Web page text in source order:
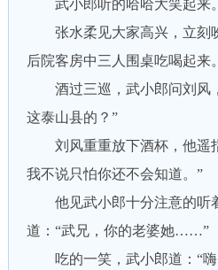
武小郎听的哈哈大笑起来。
张水柔见大家高兴，立刻
后院客房中三人围桌吃喝起来。
酒过三巡，武小郎问刘风
这泰山县的？”
刘风重重放下酒杯，他遥指
我不说只怕你还不会知道。”
他见武小郎十分注意的听
道：“武兄，你的老婆她……”
吃的一笑，武小郎道：“嗨